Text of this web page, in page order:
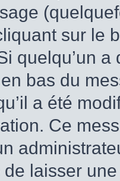
sur le
quelqu’un
bas du
a été
Ce
laisser